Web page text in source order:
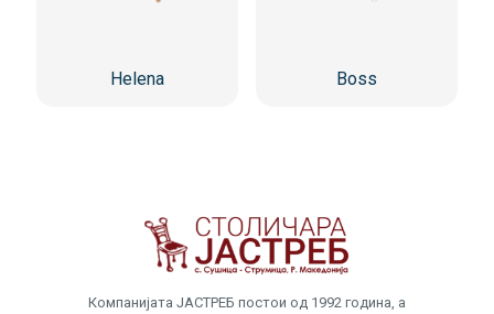
Helena Boss
Компанијата ЈАСТРЕБ постои од 1992 година, а